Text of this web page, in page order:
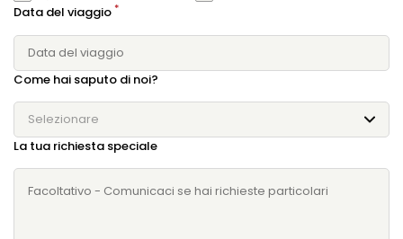
Data del viaggio *
Come hai saputo di noi?
Selezionare
La tua richiesta speciale